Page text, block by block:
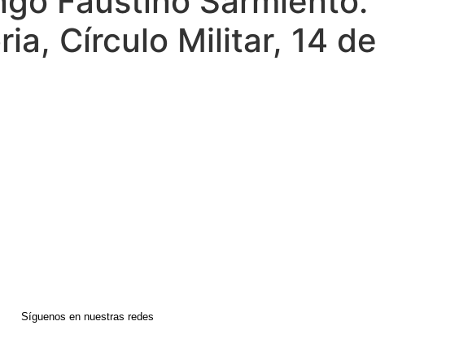
Círculo Militar, 14 de
Síguenos en nuestras redes